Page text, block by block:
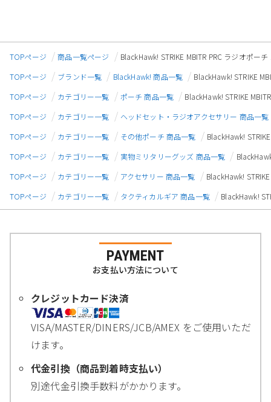
TOPページ 商品一覧ページ
BlackHawk! STRIKE MBITR PRC ラジオポー
TOPページ
ブランド一覧 BlackHawk! 商品一覧
BlackHawk! STRIKE
TOPページ
カテゴリー一覧 ポーチ 商品一覧
BlackHawk! STRIKE
TOPページ
カテゴリー一覧
ヘッドセット・ラジオアクセサリー 商品一覧
TOPページ
カテゴリー一覧 その他ポーチ 商品一覧
BlackHawk!
TOPページ
カテゴリー一覧 実物ミリタリーグッズ 商品一覧
TOPページ
カテゴリー一覧 アクセサリー 商品一覧
BlackHawk!
TOPページ
カテゴリー一覧 タクティカルギア 商品一覧 BlackHawk!
PAYMENT
お支払い方法について
クレジットカード決済
VISA/MASTER/DINERS/JCB/AMEX をご使用いただ
けます。
代金引換（商品到着時支払い）
別途代金引換手数料がかかります。